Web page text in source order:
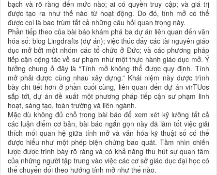
bạch và rõ ràng đến mức nào; ai có quyền truy cập; và giá trị
được tạo ra như thế nào từ hoạt động. Do đó, tính mở có thể
được coi là bao trùm tất cả những câu hỏi quan trọng này.
Phần tiếp theo của bài báo khám phá ba dự án liên quan đến văn
hóa số: blog Lingdrafts (dự án); việc thúc đẩy các tài nguyên giáo
dục mở bởi một nhóm các tổ chức ở Đức; và các phương pháp
tiếp cận cộng tác về sư phạm như một thực hành giáo dục mở. Ý
tưởng chung ở đây là “Tính mở không thể được quy định. Tính
mở phải được cùng nhau xây dựng.” Khái niệm này được trình
bày chi tiết hơn ở phần cuối cùng, liên quan đến dự án virTUos
sắp tới, dự án đề xuất một phương pháp tiếp cận sư phạm linh
hoạt, sáng tạo, toàn trường và liên ngành.
Mặc dù không đủ chỗ trong bài báo để xem xét kỹ lưỡng tất cả
các luận điểm cơ bản, bài báo ngắn gọn này đã làm tốt việc giải
thích mối quan hệ giữa tính mở và văn hóa kỹ thuật số có thể
được hiểu như một phép biện chứng bao quát. Tầm nhìn chiến
lược được trình bày rõ ràng và có khả năng thu hút sự quan tâm
của những người tập trung vào việc các cơ sở giáo dục đại học có
thể chuyển đổi theo hướng tính mở như thế nào.